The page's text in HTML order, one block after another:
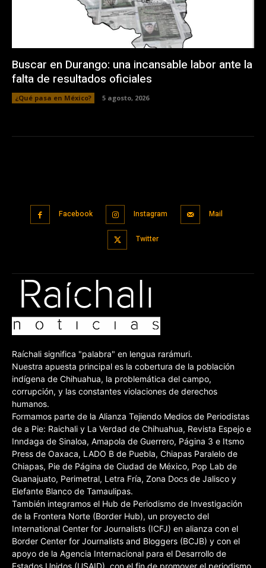
Buscar en Durango: una incansable labor ante la
falta de resultados oficiales
¿Qué pasa en México? 5 agosto, 2026
Facebook Instagram Mail
Twitter
Raíchali significa "palabra" en lengua rarámuri.
Nuestra apuesta principal es la cobertura de la población
indígena de Chihuahua, la problemática del campo,
corrupción, y las constantes violaciones de derechos
humanos.
Formamos parte de la Alianza Tejiendo Medios de Periodistas
de a Pie: Raichali y La Verdad de Chihuahua, Revista Espejo e
Inndaga de Sinaloa, Amapola de Guerrero, Página 3 e Itsmo
Press de Oaxaca, LADO B de Puebla, Chiapas Paralelo de
Chiapas, Pie de Página de Ciudad de México, Pop Lab de
Guanajuato, Perimetral, Letra Fría, Zona Docs de Jalisco y
Elefante Blanco de Tamaulipas.
También integramos el Hub de Periodismo de Investigación
de la Frontera Norte (Border Hub), un proyecto del
International Center for Journalists (ICFJ) en alianza con el
Border Center for Journalists and Bloggers (BCJB) y con el
apoyo de la Agencia Internacional para el Desarrollo de
Estados Unidos (USAID), con el fin de promover el periodismo